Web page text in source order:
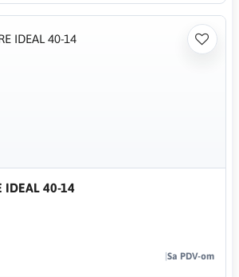
IDEAL 40-14
Sa PDV-om